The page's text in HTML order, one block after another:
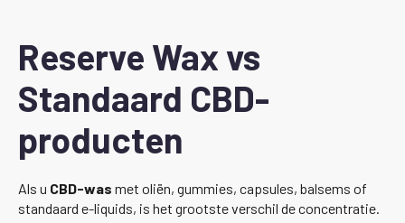
Reserve Wax vs
Standaard CBD-
producten
Als u CBD-was met oliën, gummies, capsules, balsems of
standaard e-liquids, is het grootste verschil de concentratie.